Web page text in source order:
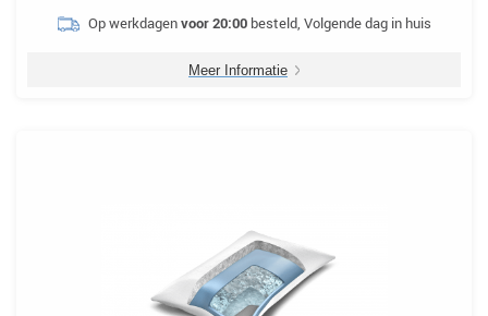
Op werkdagenvoor 20:00besteld, Volgende dag in huis
Meer Informatie